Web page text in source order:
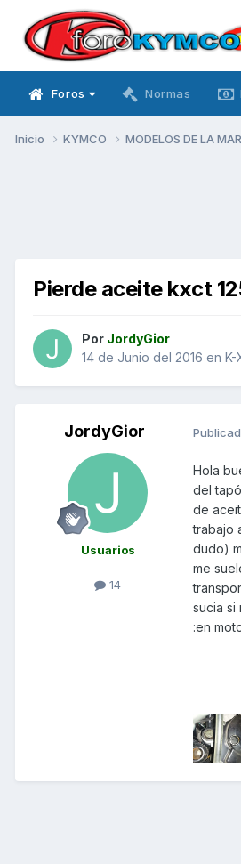
Foros Normas
Inicio KYMCO MODELOS DE LA
Pierde aceite kxct
Por JordyGior
14 de Junio del 2016 en K-
JordyGior
Usuarios
14
Hola
del
de
trabajo
dudo)
me
sucia si
:en